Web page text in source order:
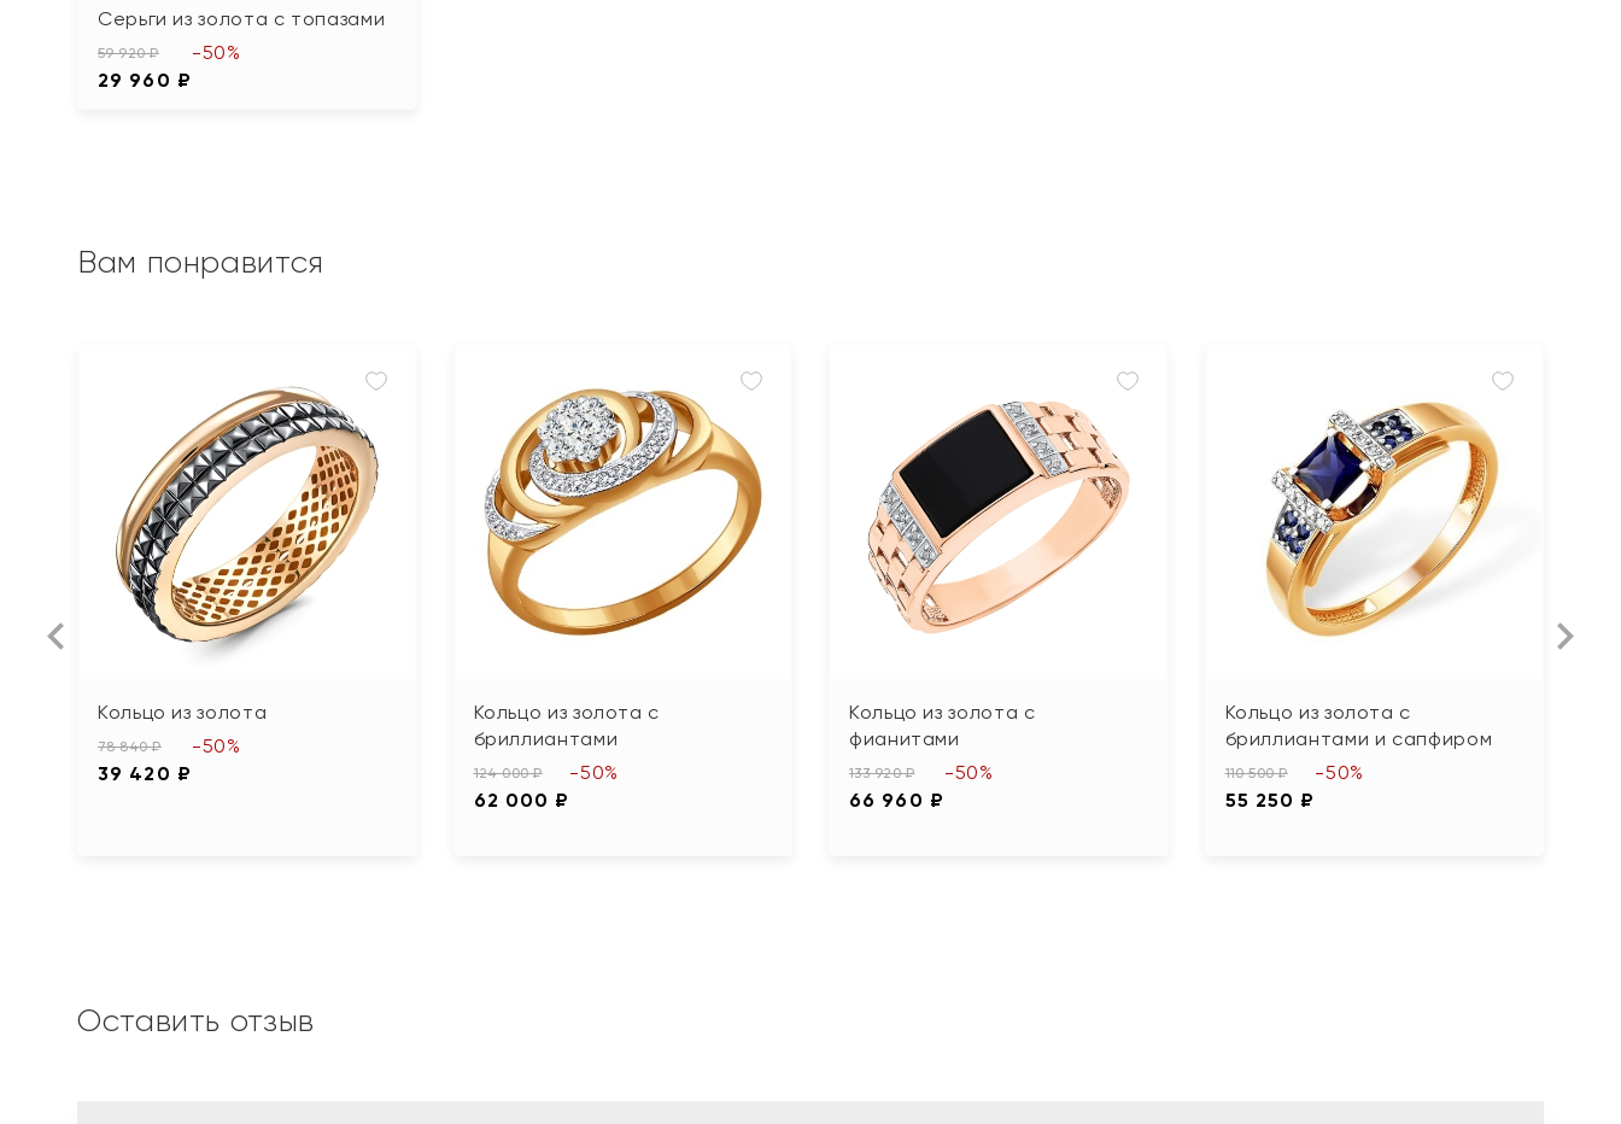
Серьги из золота с топазами
59 920 ₽
29 960 ₽
-50%
Вам понравится
Кольцо из золота
78 840 ₽
39 420 ₽
-50%
Кольцо из золота с
бриллиантами
124 000 ₽
62 000 ₽
-50%
Кольцо из золота с
фианитами
133 920 ₽
66 960 ₽
-50%
Кольцо из золота с
бриллиантами и сапфиром
110 500 ₽
55 250 ₽
-50%
Оставить отзыв